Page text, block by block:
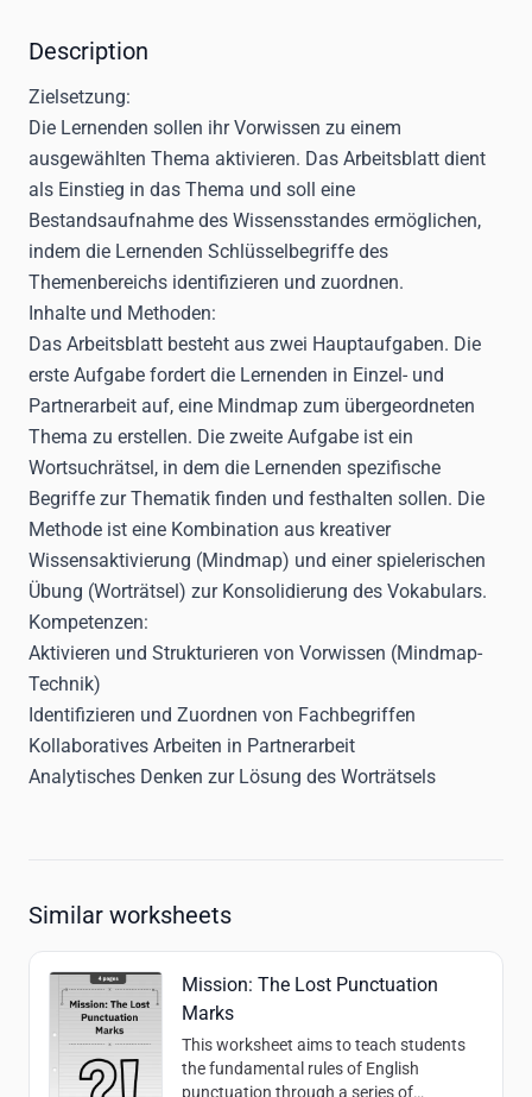
Description
Zielsetzung:
Die Lernenden sollen ihr Vorwissen zu einem
ausgewählten Thema aktivieren. Das Arbeitsblatt dient
als Einstieg in das Thema und soll eine
Bestandsaufnahme des Wissensstandes ermöglichen,
indem die Lernenden Schlüsselbegriffe des
Themenbereichs identifizieren und zuordnen.
Inhalte und Methoden:
Das Arbeitsblatt besteht aus zwei Hauptaufgaben. Die
erste Aufgabe fordert die Lernenden in Einzel- und
Partnerarbeit auf, eine Mindmap zum übergeordneten
Thema zu erstellen. Die zweite Aufgabe ist ein
Wortsuchrätsel, in dem die Lernenden spezifische
Begriffe zur Thematik finden und festhalten sollen. Die
Methode ist eine Kombination aus kreativer
Wissensaktivierung (Mindmap) und einer spielerischen
Übung (Worträtsel) zur Konsolidierung des Vokabulars.
Kompetenzen:
Aktivieren und Strukturieren von Vorwissen (Mindmap-
Technik)
Identifizieren und Zuordnen von Fachbegriffen
Kollaboratives Arbeiten in Partnerarbeit
Analytisches Denken zur Lösung des Worträtsels
Similar worksheets
Mission: The Lost Punctuation
Marks
This worksheet aims to teach students
the fundamental rules of English
punctuation through a series of